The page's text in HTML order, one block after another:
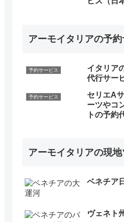
アーモイタリアの予
予約サービス
イタリア
代行サー
予約サービス
セリエA
ーツやコ
トの予約
アーモイタリアの現
ベネチア
ヴェネト